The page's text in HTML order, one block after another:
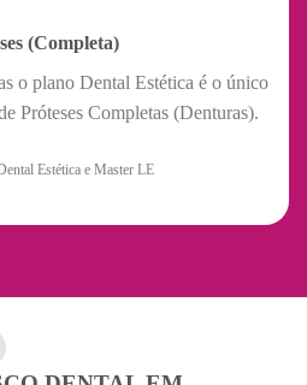
(Completa)
o plano Dental Estética é o único
Próteses Completas (Denturas).
Estética e Master LE